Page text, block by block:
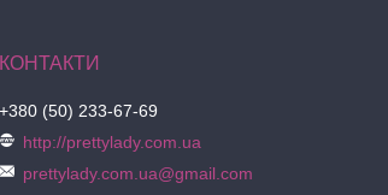
+380 (50) 233-67-69
http://prettylady.com.ua
prettylady.com.ua@gmail.com